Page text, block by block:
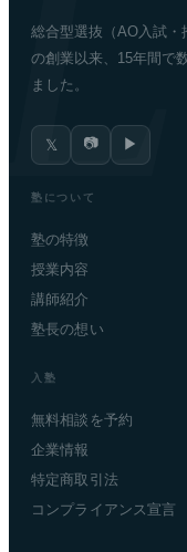
総合型選抜（AO入試・
の創業以来、15年間で
ました。
𝕏 📷 ▶
塾について
塾の特徴
授業内容
講師紹介
塾長の想い
入塾
無料相談を予約
企業情報
特定商取引法
コンプライアンス宣言